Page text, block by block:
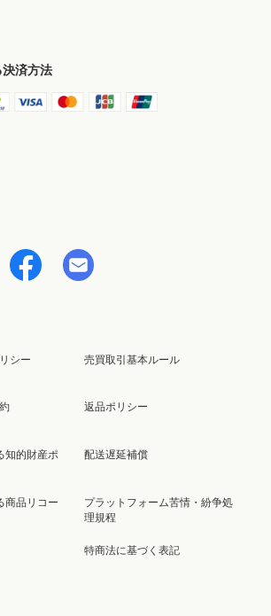
済方法
シー
知的財産ポ
商品リコー
売買取引基本ルール
返品ポリシー
配送遅延補償
プラットフォーム苦情・紛争処
理規程
特商法に基づく表記